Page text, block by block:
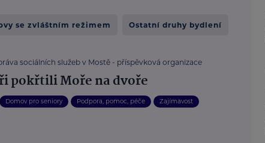
se zvláštním režimem Ostatní druhy bydlení
sociálních služeb v Mostě - příspěvková organizace
pokřtili Moře na dvoře
Domov pro seniory Podpora, pomoc, péče Zajímavost